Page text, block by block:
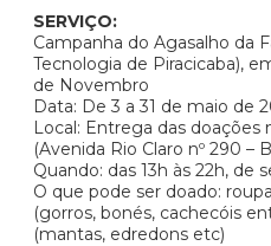
SERVIÇO:
Campanha do Agasalho da
Tecnologia de Piracicaba),
de Novembro
Data: De 3 a 31 de maio de
Local: Entrega das doações
(Avenida Rio Claro nº 290 –
Quando: das 13h às 22h, de
O que pode ser doado:
(gorros, bonés, cachecóis
(mantas, edredons etc)